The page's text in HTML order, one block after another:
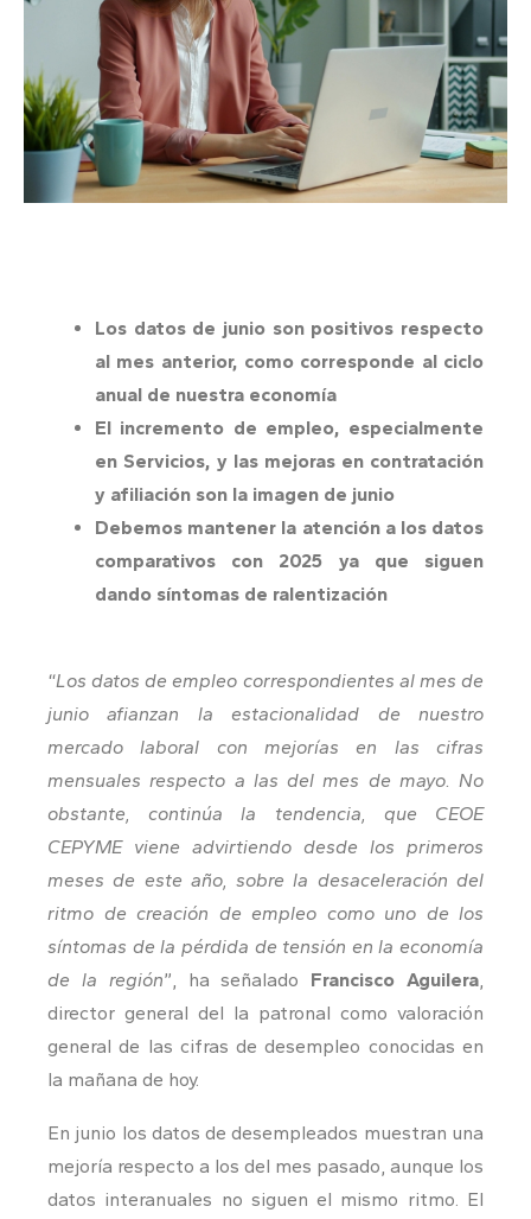
Los datos de junio son positivos respecto
al mes anterior, como corresponde al ciclo
anual de nuestra economía
El incremento de empleo, especialmente
en Servicios, y las mejoras en contratación
y afiliación son la imagen de junio
Debemos mantener la atención a los datos
comparativos con 2025 ya que siguen
dando síntomas de ralentización
“Los datos de empleo correspondientes al mes de
junio afianzan la estacionalidad de nuestro
mercado laboral con mejorías en las cifras
mensuales respecto a las del mes de mayo. No
obstante, continúa la tendencia, que CEOE
CEPYME viene advirtiendo desde los primeros
meses de este año, sobre la desaceleración del
ritmo de creación de empleo como uno de los
síntomas de la pérdida de tensión en la economía
de la región”, ha señalado Francisco Aguilera
director general del la patronal como valoración
general de las cifras de desempleo conocidas en
la mañana de hoy.
En junio los datos de desempleados muestran una
mejoría respecto a los del mes pasado, aunque los
datos interanuales no siguen el mismo ritmo. El